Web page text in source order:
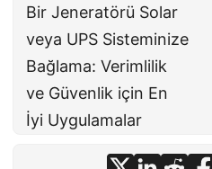
Bir Jeneratörü Solar
veya UPS Sisteminize
Bağlama: Verimlilik
ve Güvenlik için En
İyi Uygulamalar